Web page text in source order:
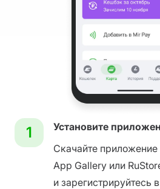
1
Установите
Скачайте
App Gallery или
и зарегистрируйтесь